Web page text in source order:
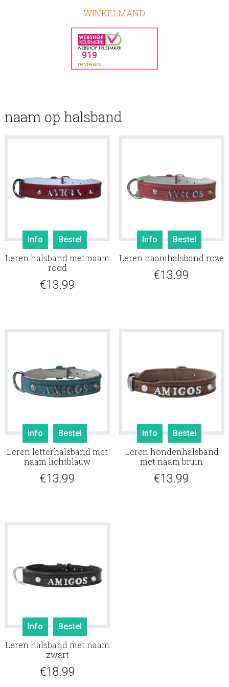
WINKELMAND
naam op halsband
Info Bestel
Leren halsband met naam
rood
€13.99
Info Bestel
Leren naamhalsband roze
€13.99
Info Bestel
Leren letterhalsband met
naam lichtblauw
€13.99
Info Bestel
Leren hondenhalsband
met naam bruin
€13.99
Info Bestel
Leren halsband met naam
zwart
€18.99